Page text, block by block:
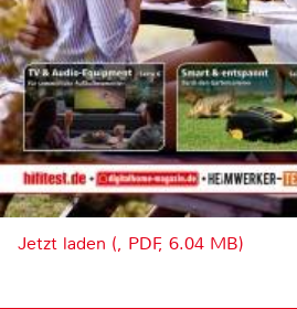
Jetzt laden (, PDF, 6.04 MB)